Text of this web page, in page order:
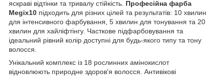
яскраві відтінки та тривалу стійкість. Професійна фарба
Megix10 підходить для різних цілей та результатів: 10 хвилин
для інтенсивного фарбування, 5 хвилин для тонування та 20
хвилин для хайліфтінгу. Часткове підфарбовування та
ідеальний рівний колір доступні для будь-якого типу та тону
волосся.
Унікальний комплекс із 18 рослинних амінокислот
відновлюють природне здоров'я волосся. Антивікові